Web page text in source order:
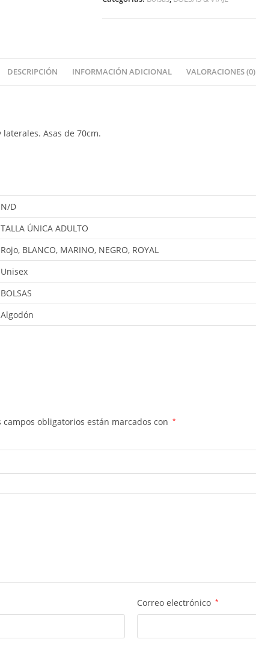
DESCRIPCIÓN INFORMACIÓN ADICIONAL VALORACIONES (0)
Asas de 70cm.
N/D
TALLA ÚNICA ADULTO
Rojo, BLANCO, MARINO, NEGRO, ROYAL
Unisex
BOLSAS
Algodón
campos obligatorios están marcados con *
Correo electrónico *